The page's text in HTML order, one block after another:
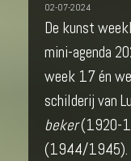
02-07-2024
De kunst
mini-agenda
week 17 én
schilderij van
beker(1920-
(1944/1945).